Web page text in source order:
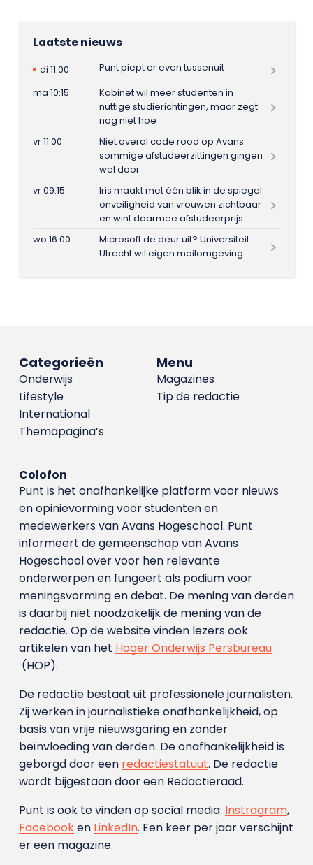
Laatste nieuws
di 11:00
Punt piept er even tussenuit
ma 10:15
Kabinet wil meer studenten in
nuttige studierichtingen, maar zegt
nog niet hoe
vr 11:00
Niet overal code rood op Avans:
sommige afstudeerzittingen gingen
wel door
vr 09:15
Iris maakt met één blik in de spiegel
onveiligheid van vrouwen zichtbaar
en wint daarmee afstudeerprijs
wo 16:00
Microsoft de deur uit? Universiteit
Utrecht wil eigen mailomgeving
Menu
Magazines
Tip de redactie
Categorieën
Onderwijs
Lifestyle
International
Themapagina’s
Colofon
Punt is het onafhankelijke platform voor nieuws
en opinievorming voor studenten en
medewerkers van Avans Hoge­school. Punt
informeert de gemeenschap van Avans
Hogeschool over voor hen relevante
onderwerpen en fungeert als podium voor
meningsvorming en debat. De mening van derden
is daarbij niet noodzakelijk de mening van de
redactie. Op de website vinden lezers ook
artikelen van het Hoger Onderwijs Persbureau
(HOP).
De redactie bestaat uit professionele journalisten.
Zij werken in journalistieke onafhankelijkheid, op
basis van vrije nieuwsgaring en zonder
beïnvloeding van derden. De onafhankelijkheid is
geborgd door een redactiestatuut. De redactie
wordt bijgestaan door een Redactieraad.
Punt is ook te vinden op social media: Instragram,
Facebooken LinkedIn. Een keer per jaar verschijnt
er een magazine.